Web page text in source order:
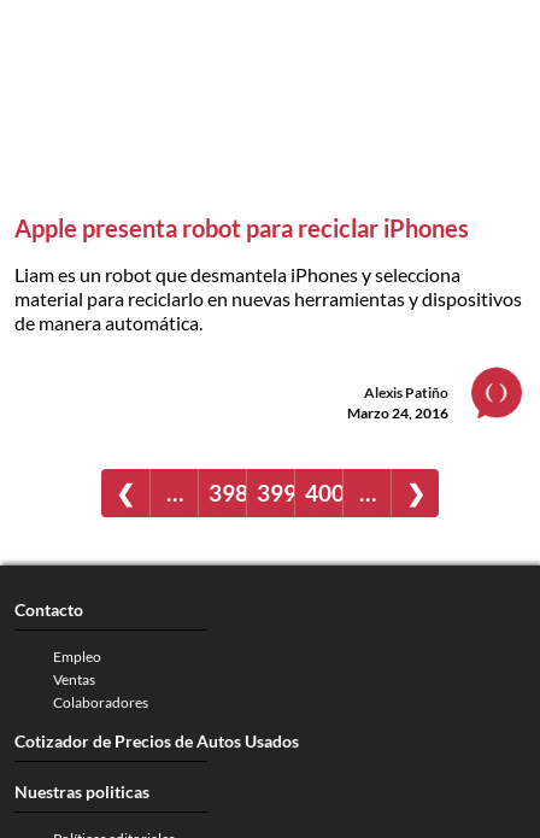
Apple presenta robot para reciclar iPhones
Liam es un robot que desmantela iPhones y selecciona
material para reciclarlo en nuevas herramientas y dispositivos
de manera automática.
Alexis Patiño
Marzo 24, 2016
❮ … 398 399 400 … ❯
Contacto
Empleo
Ventas
Colaboradores
Cotizador de Precios de Autos Usados
Nuestras politicas